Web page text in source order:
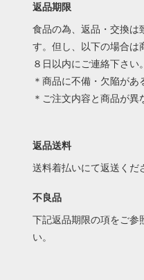
返品期限
食品の為、返品・交換は
す。但し、以下の場合は
８日以内にご連絡下さい。
＊商品に不備・欠陥があ
＊ご注文内容と商品が異
返品送料
送料着払いにて返送くだ
不良品
下記返品期限の項をご参
い。